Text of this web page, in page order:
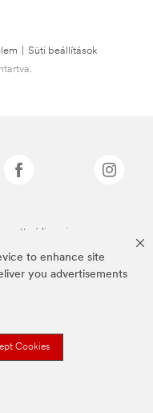
to enhance site
you advertisements
Cookies
Süti beállítások
védjegyei.